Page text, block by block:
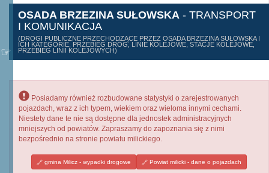
OSADA BRZEZINA SUŁOWSKA - TRANSPORT
I KOMUNIKACJA
(DROGI PUBLICZNE PRZECHODZĄCE PRZEZ OSADA BRZEZINA SUŁOWSKA I
ICH KATEGORIE, PRZEBIEG DRÓG, LINIE KOLEJOWE, STACJE KOLEJOWE,
PRZEBIEG LINII KOLEJOWYCH)
Posiadamy również rozbudowane statystyki o zarejestrowanych
pojazdach, wraz z ich typem, wiekiem oraz wieloma innymi cechami.
Niestety dane te nie są dostępne dla jednostek administracyjnych
mniejszych od powiatów. Zapraszamy do zapoznania się z nimi
bezpośrednio na stronie powiatu milickiego.
gmina Milicz - wypadki drogowe Powiat milicki - dane o pojazdach